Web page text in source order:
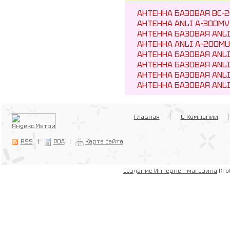
АНТЕННА БАЗОВАЯ BC-
АНТЕННА ANLI A-
АНТЕННА БАЗОВАЯ
АНТЕННА ANLI A-
АНТЕННА БАЗОВАЯ
АНТЕННА БАЗОВАЯ
АНТЕННА БАЗОВАЯ
АНТЕННА БАЗОВАЯ
RSS | PDA | Карта сайта
Главная О Компании
Создание Интернет-магазина